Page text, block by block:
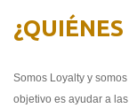
Somos Loyalty y
objetivo es ayudar a